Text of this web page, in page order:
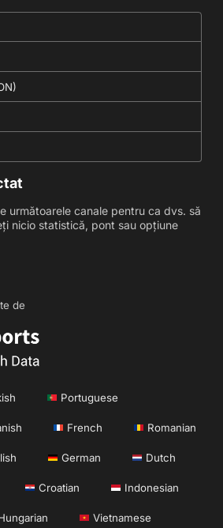
următoarele canale pentru ca dvs. să
nicio statistică, pont sau opțiune
de
Portuguese
French Romanian
German Dutch
Croatian Indonesian
Vietnamese